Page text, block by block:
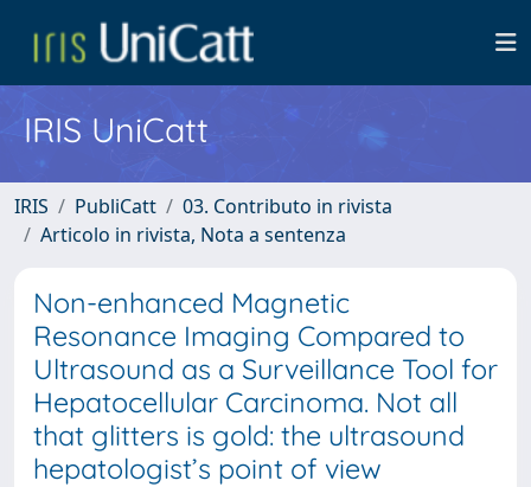
IRIS UniCatt
IRIS PubliCatt
03. Contributo in rivista
Articolo in rivista, Nota a sentenza
Non-enhanced Magnetic
Resonance Imaging Compared to
Ultrasound as a Surveillance Tool for
Hepatocellular Carcinoma. Not all
that glitters is gold: the ultrasound
hepatologist’s point of view